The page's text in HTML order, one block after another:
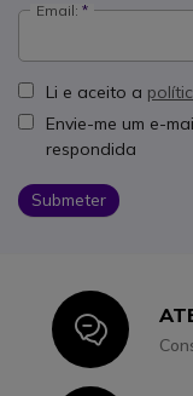
Email:
Li e aceito a
Envie-me um e-
respondida
Submeter
Icon